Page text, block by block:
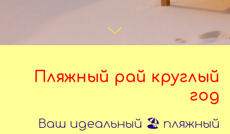
Пляжный рай круглый
год
Ваш идеальный 🏖️ пляжный